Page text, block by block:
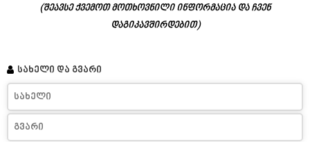
(შეავსე ქვემოთ მოთხოვნილი ინფორმაცია და ჩვენ
დაგიკავშირდებით)
სახელი და გვარი